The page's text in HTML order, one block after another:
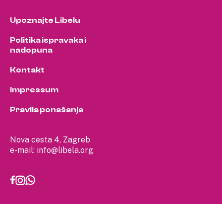
Nova cesta 4, Zagreb
e-mail: info@libela.org
Upoznajte Libelu
Politika ispravaka i
nadopuna
Kontakt
Impressum
Pravila ponašanja